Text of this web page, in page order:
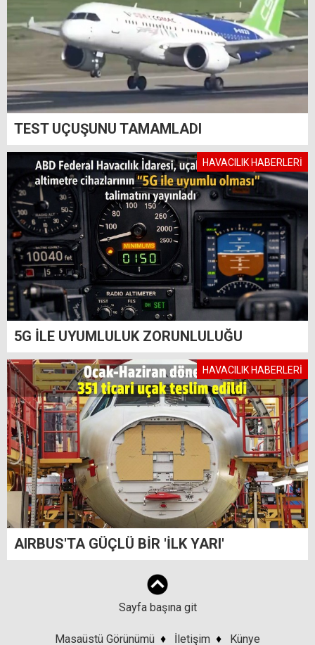
TEST UÇUŞUNU TAMAMLADI
HAVACILIK HABERLERİ
5G İLE UYUMLULUK ZORUNLULUĞU
HAVACILIK HABERLERİ
AIRBUS'TA GÜÇLÜ BİR 'İLK YARI'
Sayfa başına git
Masaüstü Görünümü ♦ İletişim ♦ Künye